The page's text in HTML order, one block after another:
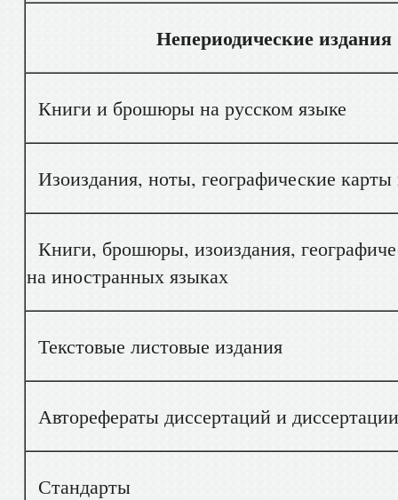
Непериодические издания
Книги и брошюры на русском языке
Изоиздания, ноты, географические
Книги, брошюры, изоиздания,
на иностранных языках
Текстовые листовые издания
Авторефераты диссертаций и
Стандарты